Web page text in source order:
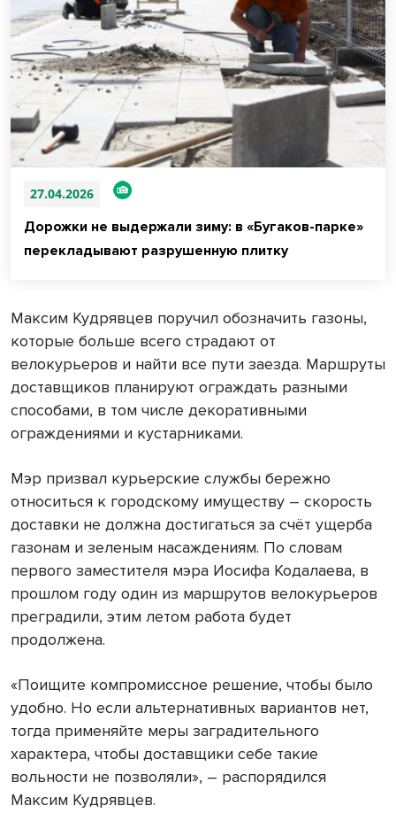
27.04.2026
Дорожки не выдержали зиму: в «Бугаков-парке»
перекладывают разрушенную плитку
Максим Кудрявцев поручил обозначить газоны,
которые больше всего страдают от
велокурьеров и найти все пути заезда. Маршруты
доставщиков планируют ограждать разными
способами, в том числе декоративными
ограждениями и кустарниками.
Мэр призвал курьерские службы бережно
относиться к городскому имуществу – скорость
доставки не должна достигаться за счёт ущерба
газонам и зеленым насаждениям. По словам
первого заместителя мэра Иосифа Кодалаева, в
прошлом году один из маршрутов велокурьеров
преградили, этим летом работа будет
продолжена.
«Поищите компромиссное решение, чтобы было
удобно. Но если альтернативных вариантов нет,
тогда применяйте меры заградительного
характера, чтобы доставщики себе такие
вольности не позволяли», – распорядился
Максим Кудрявцев.